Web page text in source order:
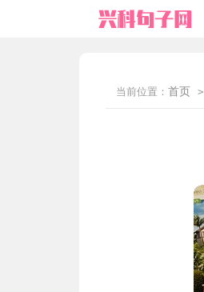
当前位置： 首页 >